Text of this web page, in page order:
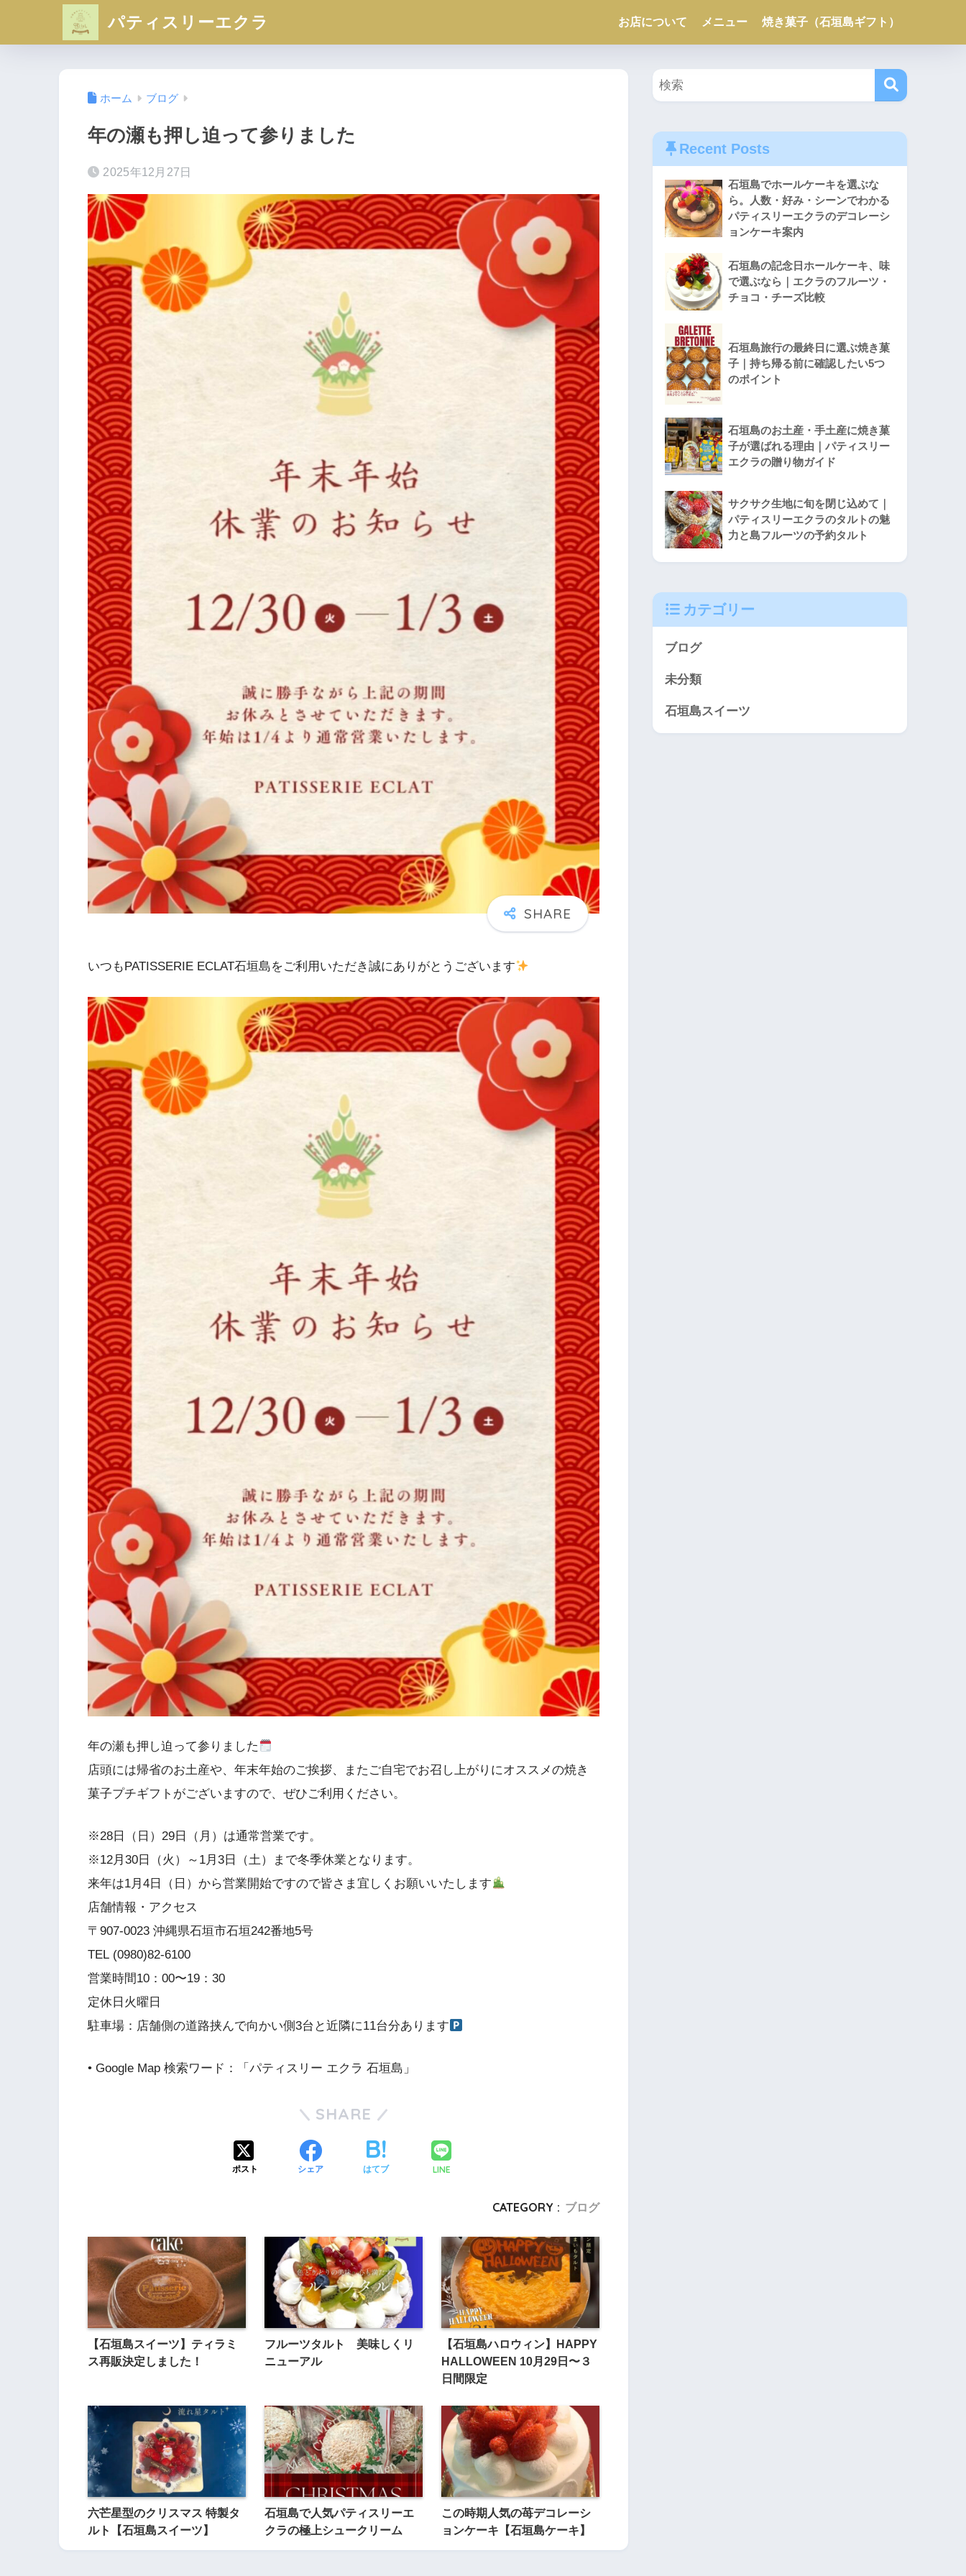
パティスリーエクラ お店について メニュー 焼き菓子（石垣島ギフト）
ホーム ブログ
年の瀬も押し迫って参りました
2025年12月27日
いつもPATISSERIE ECLAT石垣島をご利用いただき誠にありがとうございます
年の瀬も押し迫って参りました
店頭には帰省のお土産や、年末年始のご挨拶、またご自宅でお召し上がりにオススメの焼き
菓子プチギフトがございますので、ぜひご利用ください。
※28日（日）29日（月）は通常営業です。
※12月30日（火）～1月3日（土）まで冬季休業となります。
来年は1月4日（日）から営業開始ですので皆さま宜しくお願いいたします
店舗情報・アクセス
〒907-0023 沖縄県石垣市石垣242番地5号
TEL (0980)82-6100
営業時間10：00〜19：30
定休日火曜日
駐車場：店舗側の道路挟んで向かい側3台と近隣に11台分あります
• Google Map 検索ワード：「パティスリー エクラ 石垣島」
SHARE
ポスト シェア はてブ LINE
CATEGORY : ブログ
【石垣島スイーツ】ティラミ
ス再販決定しました！
フルーツタルト 美味しくリ
ニューアル
【石垣島ハロウィン】HAPPY
HALLOWEEN 10月29日〜３
日間限定
六芒星型のクリスマス 特製タ
ルト【石垣島スイーツ】
石垣島で人気パティスリーエ
クラの極上シュークリーム
この時期人気の苺デコレーシ
ョンケーキ【石垣島ケーキ】
Recent Posts
石垣島でホールケーキを選ぶな
ら。人数・好み・シーンでわかる
パティスリーエクラのデコレーシ
ョンケーキ案内
石垣島の記念日ホールケーキ、味
で選ぶなら｜エクラのフルーツ・
チョコ・チーズ比較
石垣島旅行の最終日に選ぶ焼き菓
子｜持ち帰る前に確認したい5つ
のポイント
石垣島のお土産・手土産に焼き菓
子が選ばれる理由｜パティスリー
エクラの贈り物ガイド
サクサク生地に旬を閉じ込めて｜
パティスリーエクラのタルトの魅
力と島フルーツの予約タルト
カテゴリー
ブログ
未分類
石垣島スイーツ